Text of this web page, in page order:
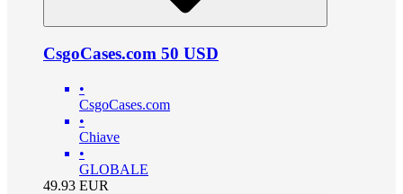
CsgoCases.com 50 USD
•
CsgoCases.com
•
Chiave
•
GLOBALE
49.93 EUR